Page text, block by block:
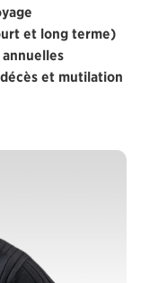
et long terme)
et mutilation